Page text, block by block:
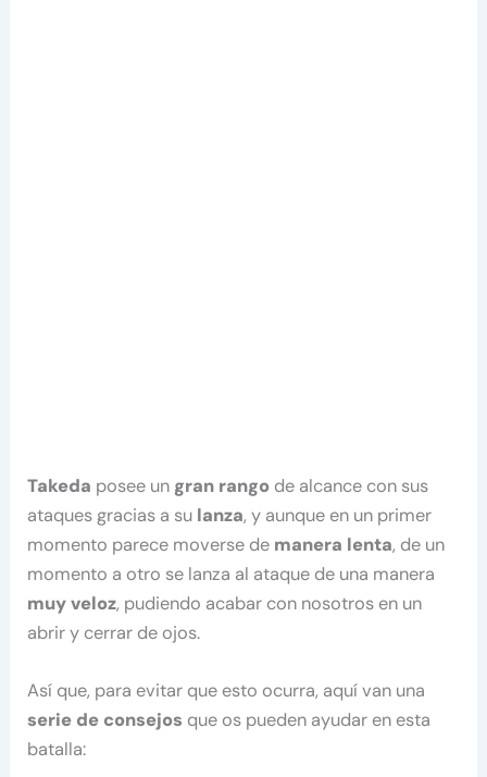
Takeda posee un gran rango de alcance con sus
ataques gracias a su lanza, y aunque en un primer
momento parece moverse de manera lenta, de un
momento a otro se lanza al ataque de una manera
muy veloz, pudiendo acabar con nosotros en un
abrir y cerrar de ojos.
Así que, para evitar que esto ocurra, aquí van una
serie de consejos que os pueden ayudar en esta
batalla: